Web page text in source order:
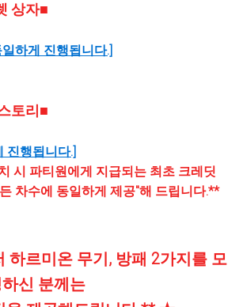
상자■
하게 진행됩니다.]
토리■
진행됩니다.]
시 파티원에게 지급되는 최초 크레딧
차수에 동일하게 제공"해 드립니다.**
르미온 무기, 방패 2가지를 모
신 분께는